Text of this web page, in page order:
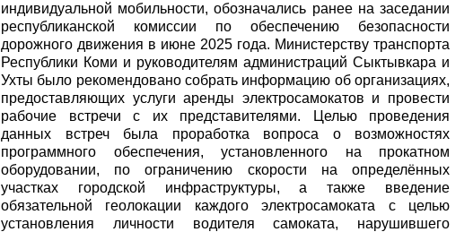
индивидуальной мобильности, обозначались ранее на заседании
республиканской комиссии по обеспечению безопасности
дорожного движения в июне 2025 года. Министерству транспорта
Республики Коми и руководителям администраций Сыктывкара и
Ухты было рекомендовано собрать информацию об организациях,
предоставляющих услуги аренды электросамокатов и провести
рабочие встречи с их представителями. Целью проведения
данных встреч была проработка вопроса о возможностях
программного обеспечения, установленного на прокатном
оборудовании, по ограничению скорости на определённых
участках городской инфраструктуры, а также введение
обязательной геолокации каждого электросамоката с целью
установления личности водителя самоката, нарушившего